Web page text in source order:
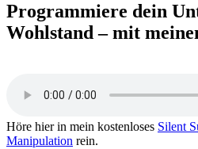
Programmiere dein
Wohlstand – mit
Höre hier in mein kostenloses Silent
Manipulation rein.